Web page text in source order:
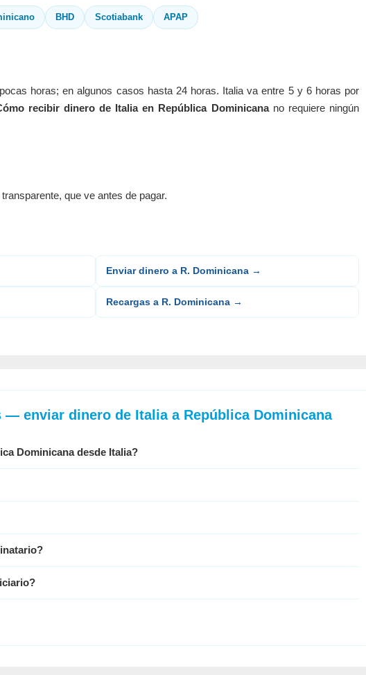
BHD Scotiabank APAP
horas; en algunos casos hasta 24 horas. Italia va entre 5 y 6 horas por
recibir dinero de Italia en República Dominicanano requiere ningún
que ve antes de pagar.
Enviar dinero a R. Dominicana →
Recargas a R. Dominicana →
— enviar dinero de Italia a República Dominicana
Dominicana desde Italia?